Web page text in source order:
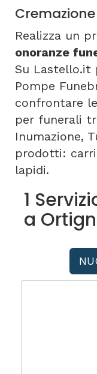
Realizza un
onoranze
Su Lastello.it
Pompe
confrontare
per funerali
Inumazione,
prodotti:
lapidi.
1
a